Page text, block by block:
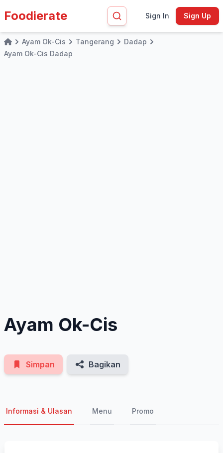
Foodierate Sign In Sign Up
HomeAyam Ok-Cis Tangerang
Dadap
Ayam Ok-Cis Dadap
Ayam Ok-Cis
Simpan Bagikan
Informasi & Ulasan Menu Promo